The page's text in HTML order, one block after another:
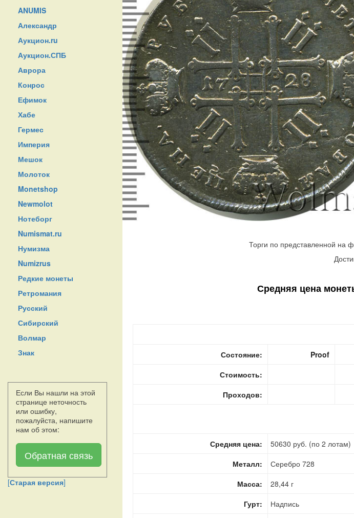
ANUMIS
Александр
Аукцион.ru
Аукцион.СПБ
Аврора
Конрос
Ефимок
Хабе
Гермес
Империя
Мешок
Молоток
Monetshop
Newmolot
Нотеборг
Numismat.ru
Нумизма
Numizrus
Редкие монеты
Ретромания
Русский
Сибирский
Волмар
Знак
Если Вы нашли на этой
странице неточность
или ошибку,
пожалуйста, напишите
нам об этом:
Обратная связь
[Старая версия]
Торги по представленной на
Средняя цена
Состояние:
Proof
Стоимость:
Проходов:
Средняя цена:
50630 руб. (по 2 лотам)
Металл:
Серебро 728
Масса:
28,44 г
Гурт:
Надпись